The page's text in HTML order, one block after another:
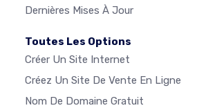
Dernières Mises À Jour
Toutes Les Options
Créer Un Site Internet
Créez Un Site De Vente En Ligne
Nom De Domaine Gratuit